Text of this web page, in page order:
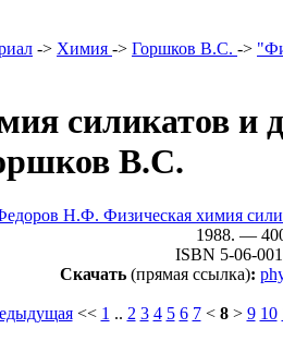
-> Химия -> Горшков В.С. ->
силикатов и
В.С.
Н.Ф. Физическая химия
1988. —
ISBN 5-06-
Скачать (прямая ссылка):
<< 1 .. 2 3 4 5 6 7< 8> 9 10